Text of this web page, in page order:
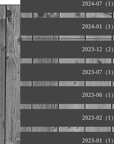
2024-07（1）
2024-01（1）
2023-12（2）
2023-07（1）
2023-06（1）
2023-02（1）
2023-01（1）
2026.08.07 Friday